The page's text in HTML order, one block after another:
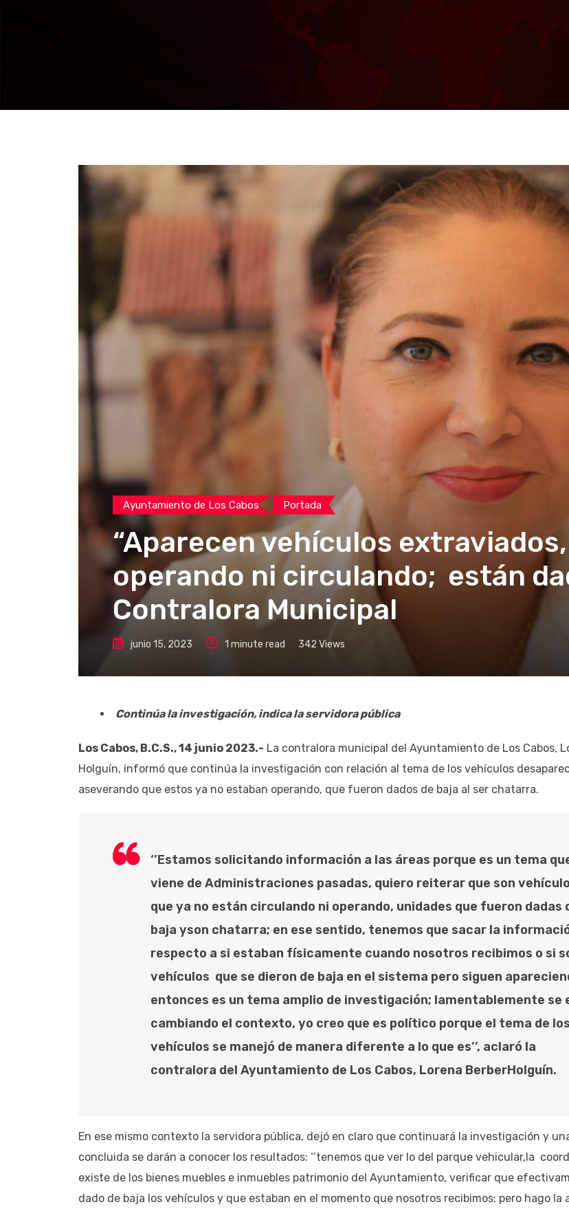
Ayuntamiento de Los Cabos Portada
“Aparecen vehículos
operando ni circulando; están
Contralora Municipal
junio 15, 2023 1 minute read 342 Views
Continúa la investigación, indica la servidora pública
Los Cabos, B.C.S., 14 junio 2023.- La contralora municipal del Ayuntamiento de Los Cabos,
Holguín, informó que continúa la investigación con relación al tema de los vehículos
aseverando que estos ya no estaban operando, que fueron dados de baja al ser chatarra.
‘’Estamos solicitando información a las áreas porque es un tema
viene de Administraciones pasadas, quiero reiterar que son
que ya no están circulando ni operando, unidades que fueron dadas
baja yson chatarra; en ese sentido, tenemos que sacar la
respecto a si estaban físicamente cuando nosotros recibimos o si
vehículos que se dieron de baja en el sistema pero siguen
entonces es un tema amplio de investigación; lamentablemente se
cambiando el contexto, yo creo que es político porque el tema de los
vehículos se manejó de manera diferente a lo que es’’, aclaró la
contralora del Ayuntamiento de Los Cabos, Lorena BerberHolguín.
En ese mismo contexto la servidora pública, dejó en claro que continuará la investigación y
concluida se darán a conocer los resultados: ‘’tenemos que ver lo del parque vehicular,la
existe de los bienes muebles e inmuebles patrimonio del Ayuntamiento, verificar que
dado de baja los vehículos y que estaban en el momento que nosotros recibimos; pero hago la